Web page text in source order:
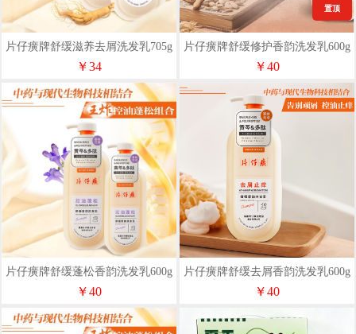
片仔癀牌舒缓滋养去屑洗发乳705g
￥34
片仔癀牌舒缓修护香韵洗发乳600g
￥40
片仔癀牌舒缓蓬松香韵洗发乳600g
￥40
片仔癀牌舒缓去屑香韵洗发乳600g
￥40
置顶